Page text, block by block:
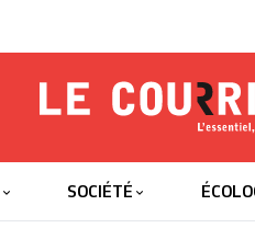
Le
SOCIÉTÉ